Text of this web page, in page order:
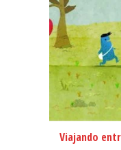
Viajando